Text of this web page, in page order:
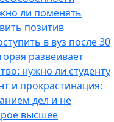
ли поменять
позитив
в вуз после 30
развеивает
нужно ли cтуденту
и прокрастинация:
дел и не
высшее